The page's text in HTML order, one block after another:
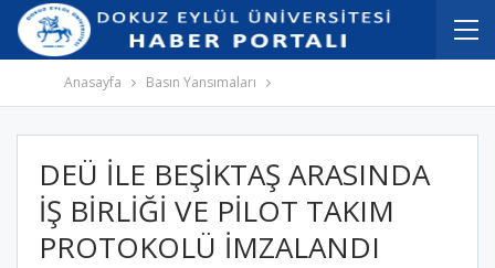
İçeriğe
atla
Navigasyona
atla
Anasayfa Basın Yansımaları
DEÜ İLE BEŞİKTAŞ ARASINDA
İŞ BİRLİĞİ VE PİLOT TAKIM
PROTOKOLÜ İMZALANDI